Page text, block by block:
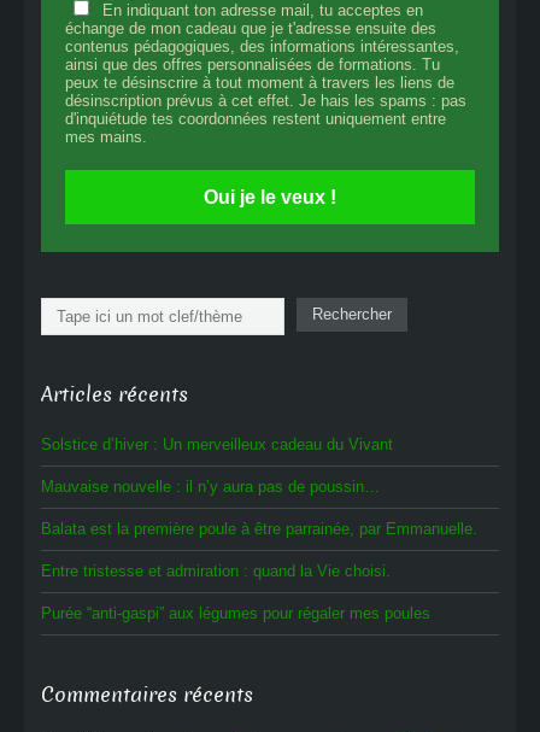
En indiquant ton adresse mail, tu acceptes en
échange de mon cadeau que je t'adresse ensuite des
contenus pédagogiques, des informations intéressantes,
ainsi que des offres personnalisées de formations. Tu
peux te désinscrire à tout moment à travers les liens de
désinscription prévus à cet effet. Je hais les spams : pas
d'inquiétude tes coordonnées restent uniquement entre
mes mains.
Oui je le veux !
Rechercher Rechercher
Articles récents
Solstice d’hiver : Un merveilleux cadeau du Vivant
Mauvaise nouvelle : il n’y aura pas de poussin…
Balata est la première poule à être parrainée, par Emmanuelle.
Entre tristesse et admiration : quand la Vie choisi.
Purée “anti-gaspi” aux légumes pour régaler mes poules
Commentaires récents